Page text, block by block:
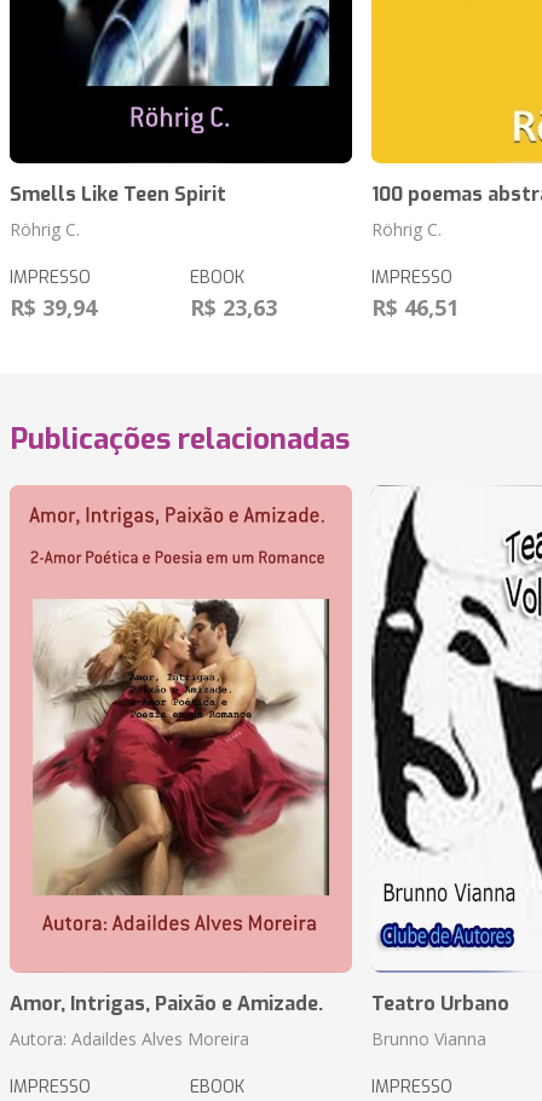
Smells Like Teen Spirit
Röhrig C.
IMPRESSO
R$ 39,94
EBOOK
R$ 23,63
100 poemas
Röhrig C.
IMPRESSO
R$ 46,51
Publicações relacionadas
Amor, Intrigas, Paixão e Amizade.
Autora: Adaildes Alves Moreira
IMPRESSO EBOOK
Teatro Urbano
Brunno Vianna
IMPRESSO